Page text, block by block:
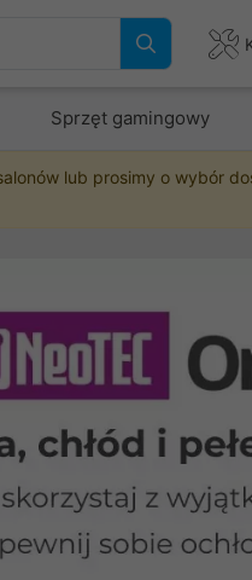
Sprzęt gamingowy
lub prosimy o wybór